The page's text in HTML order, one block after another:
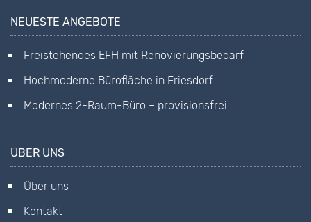
NEUESTE ANGEBOTE
Freistehendes EFH mit Renovierungsbedarf
Hochmoderne Bürofläche in Friesdorf
Modernes 2-Raum-Büro – provisionsfrei
ÜBER UNS
Über uns
Kontakt